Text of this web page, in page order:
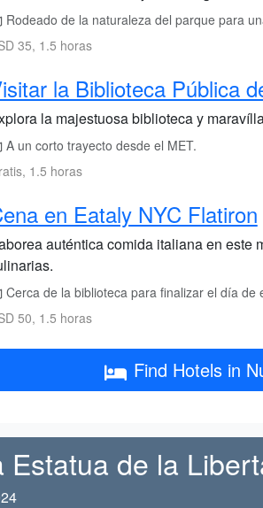
Rodeado de la naturaleza del parque para
35, 1.5 horas
la Biblioteca Pública
la majestuosa biblioteca y
A un corto trayecto desde el MET.
1.5 horas
en Eataly NYC Flatiron
auténtica comida italiana en este
Cerca de la biblioteca para finalizar el día de
50, 1.5 horas
Find Hotels in
de la